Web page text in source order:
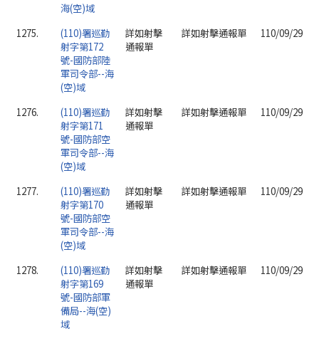
海(空)域
1275.
(110)署巡勤
射字第172
號-國防部陸
軍司令部--海
(空)域
詳如射擊
通報單
詳如射擊通報單 110/09/29
1276.
(110)署巡勤
射字第171
號-國防部空
軍司令部--海
(空)域
詳如射擊
通報單
詳如射擊通報單 110/09/29
1277.
(110)署巡勤
射字第170
號-國防部空
軍司令部--海
(空)域
詳如射擊
通報單
詳如射擊通報單 110/09/29
1278.
(110)署巡勤
射字第169
號-國防部軍
備局--海(空)
域
詳如射擊
通報單
詳如射擊通報單 110/09/29